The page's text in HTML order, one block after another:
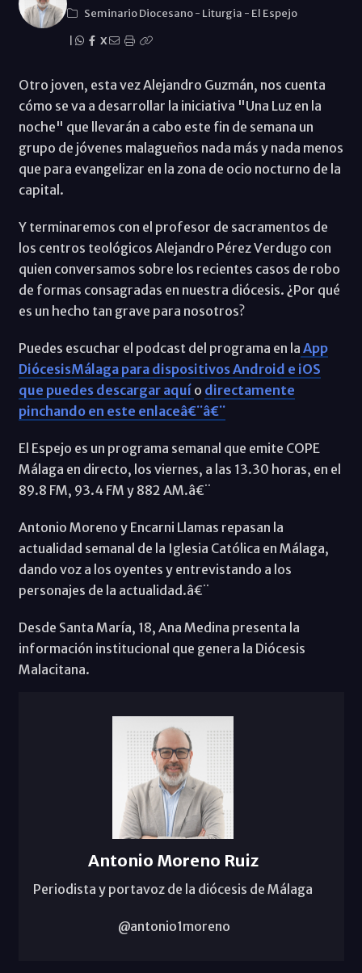
Seminario Diocesano- Liturgia - El Espejo
X
Otro joven, esta vez Alejandro Guzmán, nos cuenta
cómo se va a desarrollar la iniciativa "Una Luz en la
noche" que llevarán a cabo este fin de semana un
grupo de jóvenes malagueños nada más y nada menos
que para evangelizar en la zona de ocio nocturno de la
capital.
Y terminaremos con el profesor de sacramentos de
los centros teológicos Alejandro Pérez Verdugo con
quien conversamos sobre los recientes casos de robo
de formas consagradas en nuestra diócesis. ¿Por qué
es un hecho tan grave para nosotros?
Puedes escuchar el podcast del programa en la App
DiócesisMálaga para dispositivos Android e iOS
que puedes descargar aquí o directamente
pinchando en este enlaceâ€¨â€¨
El Espejo es un programa semanal que emite COPE
Málaga en directo, los viernes, a las 13.30 horas, en el
89.8 FM, 93.4 FM y 882 AM.â€¨
Antonio Moreno y Encarni Llamas repasan la
actualidad semanal de la Iglesia Católica en Málaga,
dando voz a los oyentes y entrevistando a los
personajes de la actualidad.â€¨
Desde Santa María, 18, Ana Medina presenta la
información institucional que genera la Diócesis
Malacitana.
Antonio Moreno Ruiz
Periodista y portavoz de la diócesis de Málaga
@antonio1moreno